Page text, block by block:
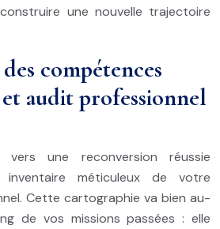
une nouvelle trajectoire
compétences
audit professionnel
une reconversion réussie
méticuleux de votre
Cette cartographie va bien au-
de vos missions passées : elle